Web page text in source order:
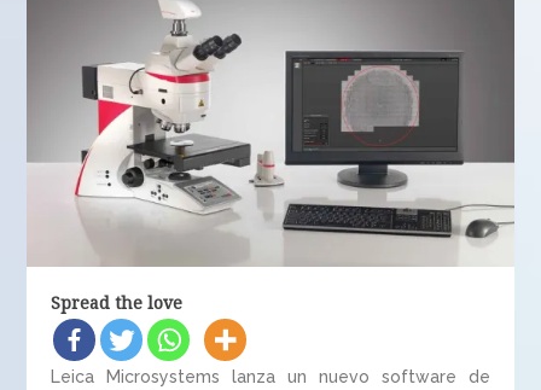
Spread the love
Leica Microsystems lanza un nuevo software de